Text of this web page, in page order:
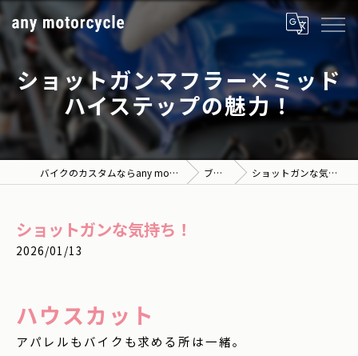
ショットガンマフラー×ミッド
ハイステップの魅力！
バイクのカスタムならany motorcycle ブログ ショットガンな気持ち！
ショットガンな気持ち！
2026/01/13
ハウスカット
アパレルもバイクも求める所は一緒。